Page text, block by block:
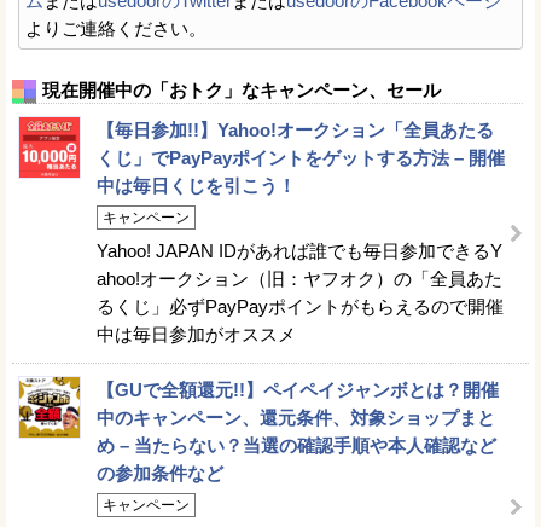
よりご連絡ください。
現在開催中の「おトク」なキャンペーン、セール
【毎日参加!!】Yahoo!オークション「全員あたる
くじ」でPayPayポイントをゲットする方法 – 開催
中は毎日くじを引こう！
キャンペーン
Yahoo! JAPAN IDがあれば誰でも毎日参加できるY
ahoo!オークション（旧：ヤフオク）の「全員あた
るくじ」必ずPayPayポイントがもらえるので開催
中は毎日参加がオススメ
【GUで全額還元!!】ペイペイジャンボとは？開催
中のキャンペーン、還元条件、対象ショップまと
め – 当たらない？当選の確認手順や本人確認など
の参加条件など
キャンペーン